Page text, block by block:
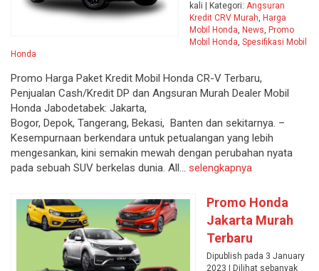
kali | Kategori: Angsuran
Kredit CRV Murah, Harga
Mobil Honda, News, Promo
Mobil Honda, Spesifikasi Mobil
Honda
Promo Harga Paket Kredit Mobil Honda CR-V Terbaru,
Penjualan Cash/Kredit DP dan Angsuran Murah Dealer Mobil
Honda Jabodetabek: Jakarta,
Bogor, Depok, Tangerang, Bekasi, Banten dan sekitarnya. –
Kesempurnaan berkendara untuk petualangan yang lebih
mengesankan, kini semakin mewah dengan perubahan nyata
pada sebuah SUV berkelas dunia. All... selengkapnya
Promo Honda
Jakarta Murah
Terbaru
Dipublish pada 3 January
2023 | Dilihat sebanyak